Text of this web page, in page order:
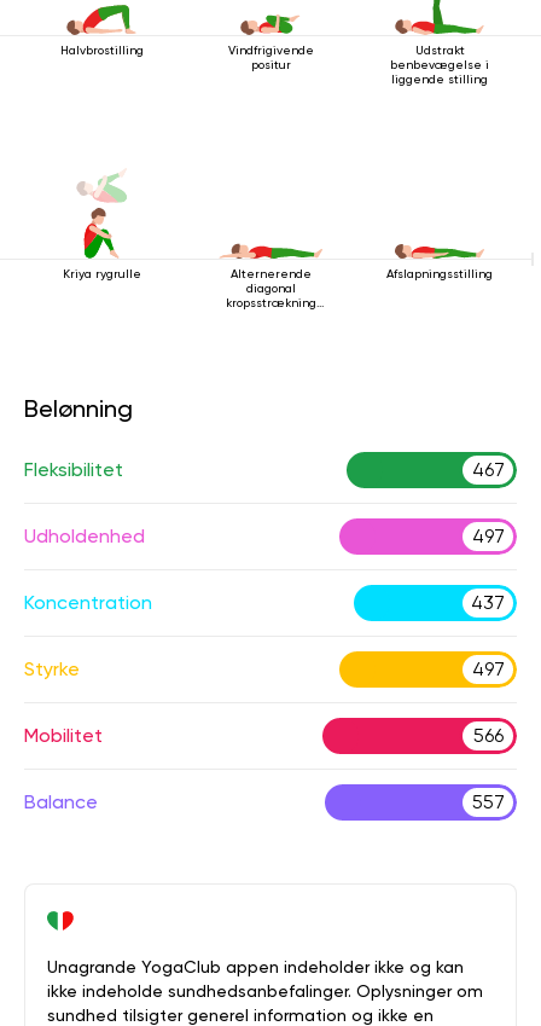
Halvbrostilling
Vindfrigivende
positur
Udstrakt
benbevægelse i
liggende stilling
Kriya rygrulle
Alternerende
diagonal
kropsstrækning
Afslapningsstilling
Belønning
Fleksibilitet 467
Udholdenhed 497
Koncentration 437
Styrke 497
Mobilitet 566
Balance 557
Unagrande YogaClub appen indeholder ikke og kan
ikke indeholde sundhedsanbefalinger. Oplysninger om
sundhed tilsigter generel information og ikke en